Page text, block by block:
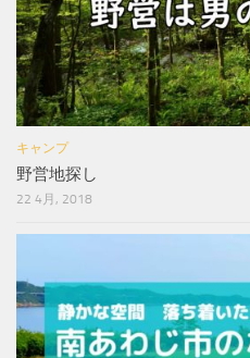
キャンプ
野営地探し
22 4月, 2018